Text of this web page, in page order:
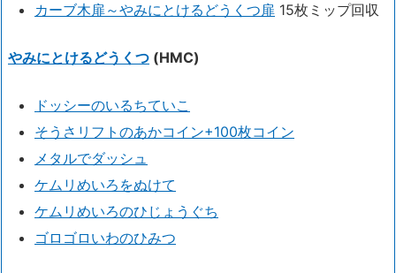
カーブ木扉～やみにとけるどうくつ扉 15枚ミップ回収
やみにとけるどうくつ (HMC)
ドッシーのいるちていこ
そうさリフトのあかコイン+100枚コイン
メタルでダッシュ
ケムリめいろをぬけて
ケムリめいろのひじょうぐち
ゴロゴロいわのひみつ